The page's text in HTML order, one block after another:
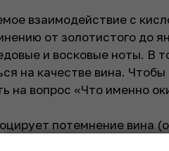
взаимодействие с
от золотистого до
и восковые ноты. В
на качестве вина. Чтобы
на вопрос «Что именно
потемнение вина
оно происходит на